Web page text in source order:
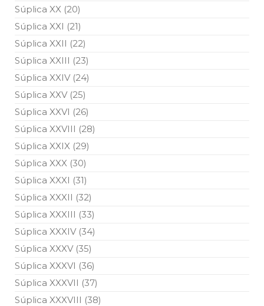
Súplica XX (20)
Súplica XXI (21)
Súplica XXII (22)
Súplica XXIII (23)
Súplica XXIV (24)
Súplica XXV (25)
Súplica XXVI (26)
Súplica XXVIII (28)
Súplica XXIX (29)
Súplica XXX (30)
Súplica XXXI (31)
Súplica XXXII (32)
Súplica XXXIII (33)
Súplica XXXIV (34)
Súplica XXXV (35)
Súplica XXXVI (36)
Súplica XXXVII (37)
Súplica XXXVIII (38)